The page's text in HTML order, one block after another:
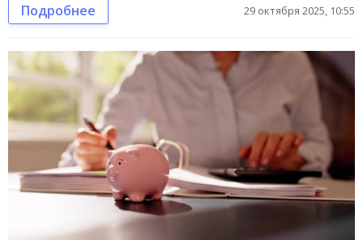
Подробнее 29 октября 2025, 10:55